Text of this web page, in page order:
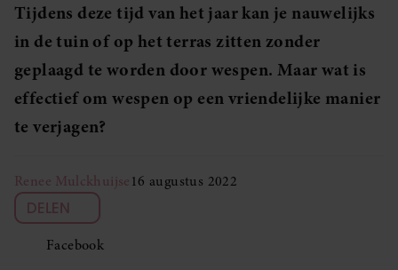
Tijdens deze tijd van het jaar kan je nauwelijks
in de tuin of op het terras zitten zonder
geplaagd te worden door wespen. Maar wat is
effectief om wespen op een vriendelijke manier
te verjagen?
Renee Mulckhuijse16 augustus 2022
DELEN
Facebook